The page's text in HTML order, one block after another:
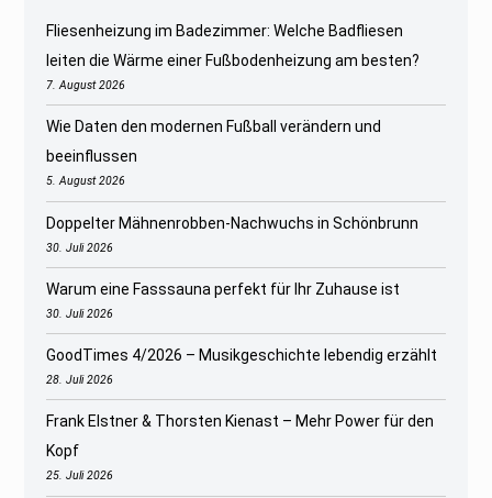
Fliesenheizung im Badezimmer: Welche Badfliesen
leiten die Wärme einer Fußbodenheizung am besten?
7. August 2026
Wie Daten den modernen Fußball verändern und
beeinflussen
5. August 2026
Doppelter Mähnenrobben-Nachwuchs in Schönbrunn
30. Juli 2026
Warum eine Fasssauna perfekt für Ihr Zuhause ist
30. Juli 2026
GoodTimes 4/2026 – Musikgeschichte lebendig erzählt
28. Juli 2026
Frank Elstner & Thorsten Kienast – Mehr Power für den
Kopf
25. Juli 2026